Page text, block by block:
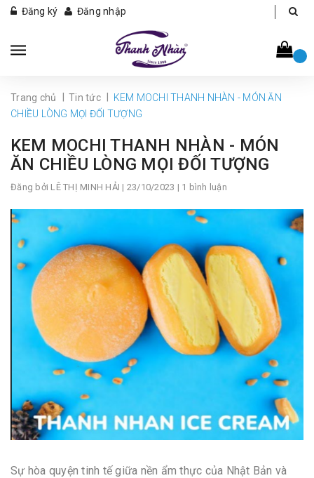
Đăng ký Đăng nhập
Trang chủ Tin tức
KEM MOCHI THANH NHÀN - MÓN ĂN
CHIỀU LÒNG MỌI ĐỐI TƯỢNG
KEM MOCHI THANH NHÀN - MÓN
ĂN CHIỀU LÒNG MỌI ĐỐI TƯỢNG
Đăng bởi LÊ THỊ MINH HẢI | 23/10/2023 | 1 bình luận
Sự hòa quyện tinh tế giữa nền ẩm thực của Nhật Bản và